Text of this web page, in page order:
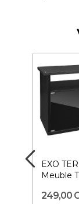
EXO
Meuble
249,00